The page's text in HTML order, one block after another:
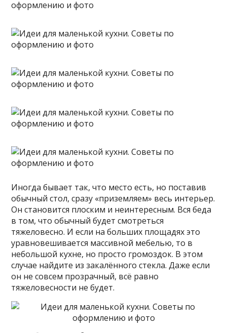
Иногда бывает так, что место есть, но поставив
обычный стол, сразу «приземляем» весь интерьер.
Он становится плоским и неинтересным. Вся беда
в том, что обычный будет смотреться
тяжеловесно. И если на больших площадях это
уравновешивается массивной мебелью, то в
небольшой кухне, но просто громоздок. В этом
случае найдите из закалённого стекла. Даже если
он не совсем прозрачный, всё равно
тяжеловесности не будет.